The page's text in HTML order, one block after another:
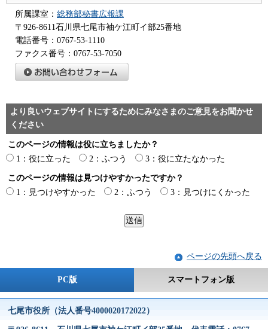
所属課室： 総務部秘書広報課
〒926-8611石川県七尾市袖ケ江町イ部25番地
電話番号：0767-53-1110
ファクス番号：0767-53-7050
より良いウェブサイトにするためにみなさまのご意見をお聞かせ
ください
このページの情報は役に立ちましたか？
1：役に立った
2：ふつう 3：役に立たなかった
このページの情報は見つけやすかったですか？
1：見つけやすかった
2：ふつう 3：見つけにくかった
ページの先頭へ戻る
PC版 スマートフォン版
七尾市役所（法人番号4000020172022）